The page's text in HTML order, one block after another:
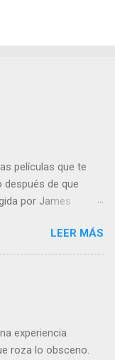
películas que te
después de que
por James
los juicios de
Guerra Mundial ,
eventos judiciales.
y uno de
LEER MÁS
experiencia
roza lo obsceno.